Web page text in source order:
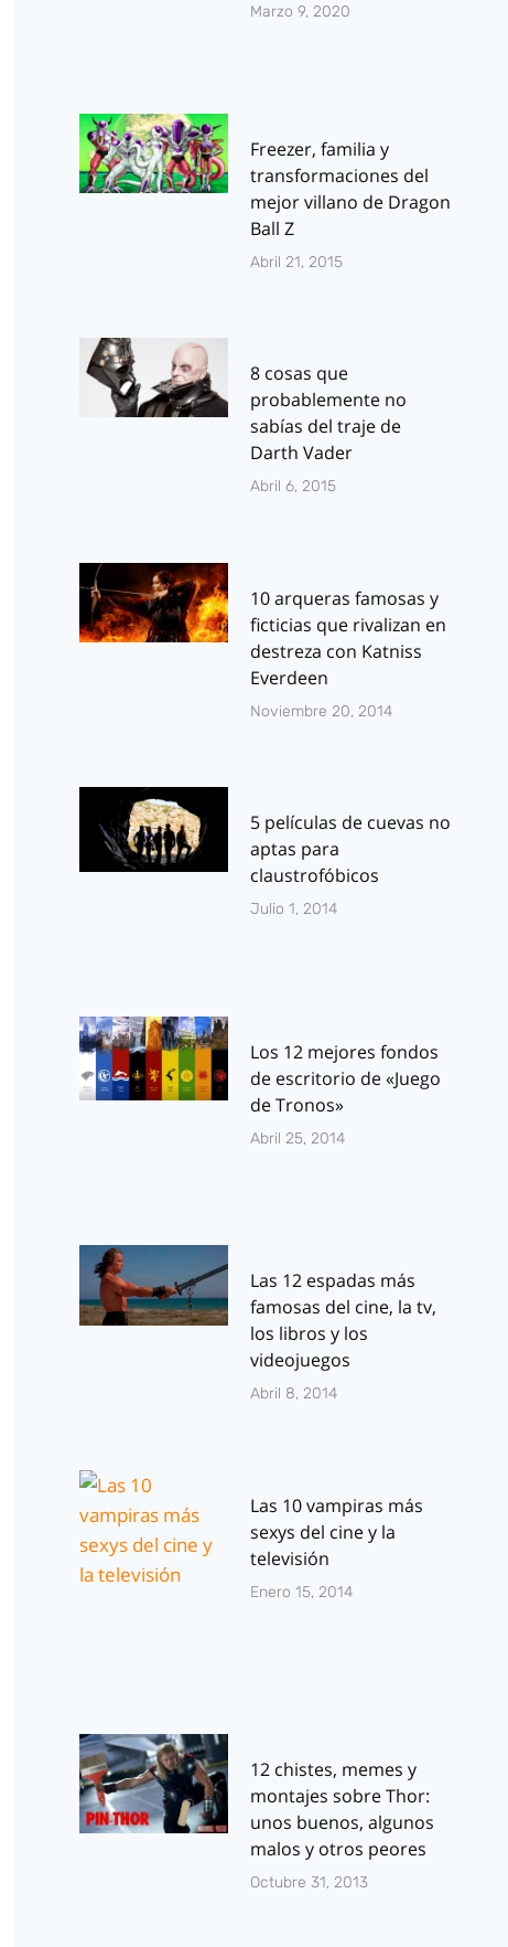
Marzo 9, 2020
Freezer, familia y
transformaciones del
mejor villano de Dragon
Ball Z
Abril 21, 2015
8 cosas que
probablemente no
sabías del traje de
Darth Vader
Abril 6, 2015
10 arqueras famosas y
ficticias que rivalizan en
destreza con Katniss
Everdeen
Noviembre 20, 2014
5 películas de cuevas no
aptas para
claustrofóbicos
Julio 1, 2014
Los 12 mejores fondos
de escritorio de «Juego
de Tronos»
Abril 25, 2014
Las 12 espadas más
famosas del cine, la tv,
los libros y los
videojuegos
Abril 8, 2014
Las 10 vampiras más
sexys del cine y la
televisión
Enero 15, 2014
12 chistes, memes y
montajes sobre Thor:
unos buenos, algunos
malos y otros peores
Octubre 31, 2013